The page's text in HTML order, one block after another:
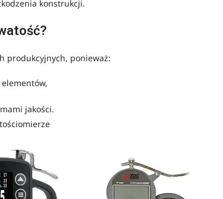
konstrukcji.
produkcyjnych, ponieważ:
jakości.